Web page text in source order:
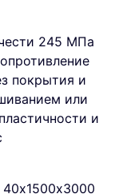
245 МПа
покрытия и
или
и